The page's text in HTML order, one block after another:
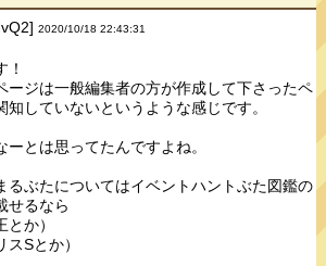
2020/10/18 22:43:31
！
ージは一般編集者の方が作成して下さったペ
知していないというような感じです。
とは思ってたんですよね。
るぶたについてはイベントハントぶた図鑑の
せるなら
とか）
スSとか）